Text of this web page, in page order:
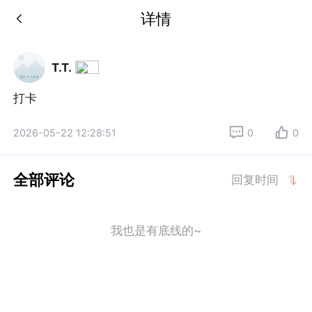
详情
T.T.
打卡
2026-05-22 12:28:51 0 0
全部评论 回复时间
我也是有底线的~